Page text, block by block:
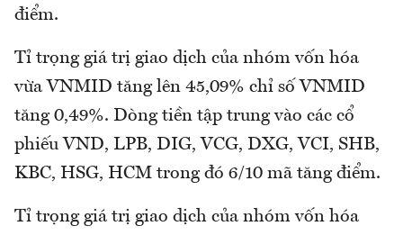
điểm.
Tỉ trọng giá trị giao dịch của nhóm vốn hóa
vừa VNMID tăng lên 45,09% chỉ số VNMID
tăng 0,49%. Dòng tiền tập trung vào các cổ
phiếu VND, LPB, DIG, VCG, DXG, VCI, SHB,
KBC, HSG, HCM trong đó 6/10 mã tăng điểm.
Tỉ trọng giá trị giao dịch của nhóm vốn hóa